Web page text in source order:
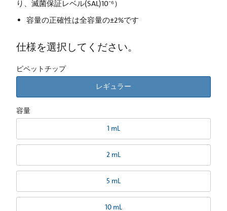
り、滅菌保証レベル(SAL)10⁻⁶）
容量の正確性は全容量の±2%です
仕様を選択してください。
ピペットチップ
レギュラー
容量
1 mL
2 mL
5 mL
10 mL